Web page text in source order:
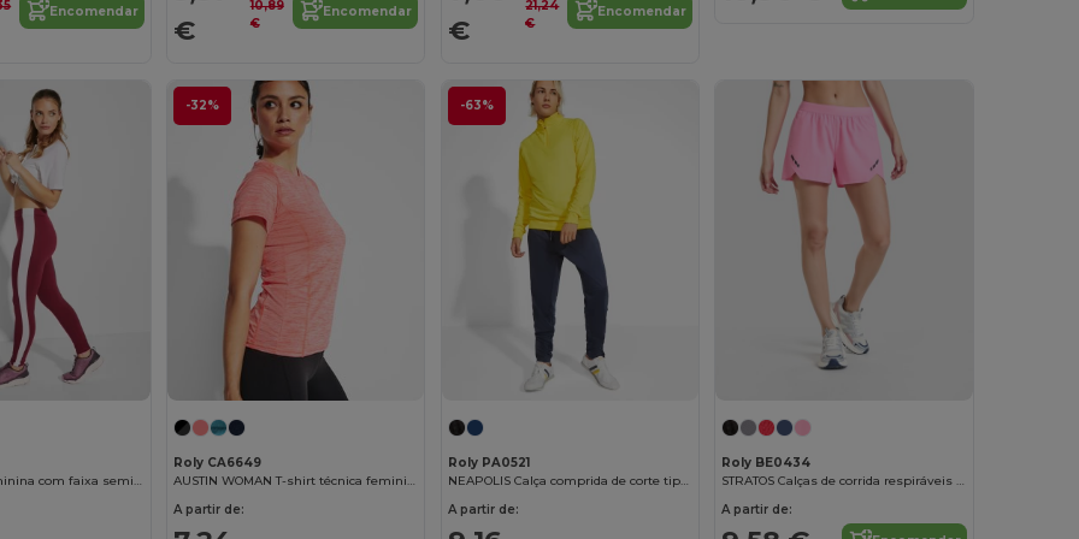
Encomendar
€
10,89
€
Encomendar
€
21,24
€
Encomendar
AGIA Leggin feminina com faixa semi lateral a contrastar
-32%
Roly CA6649
AUSTIN WOMAN T-shirt técnica feminina em poliéster
A partir de:
-63%
Roly PA0521
NEAPOLIS Calça comprida de corte tipo “cigarro”
A partir de:
Roly BE0434
STRATOS Calças de corrida respiráveis para mulher
A partir de: